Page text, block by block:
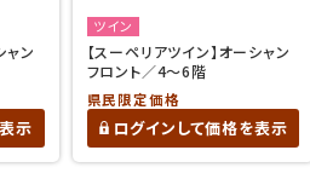
ャン
示
ツイン
【スーペリアツイン】オーシャン
フロント／4～6階
県民限定価格
ログインして価格を表示